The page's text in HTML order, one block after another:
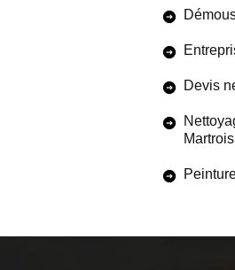
Devis
Martrois